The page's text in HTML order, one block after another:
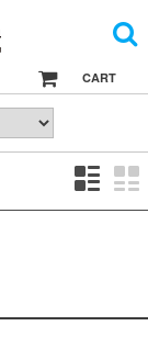
CART